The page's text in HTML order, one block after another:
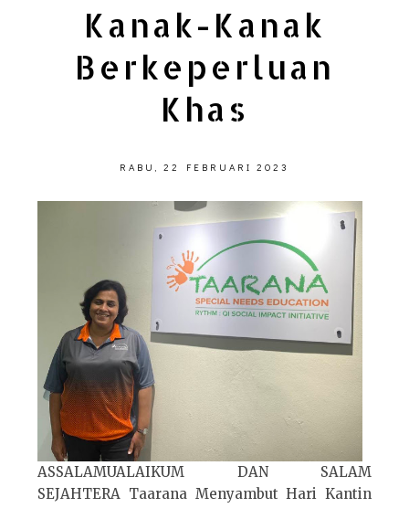
Kanak-Kanak
Berkeperluan
Khas
RABU, 22 FEBRUARI 2023
ASSALAMUALAIKUM DAN SALAM
SEJAHTERA Taarana Menyambut Hari Kantin